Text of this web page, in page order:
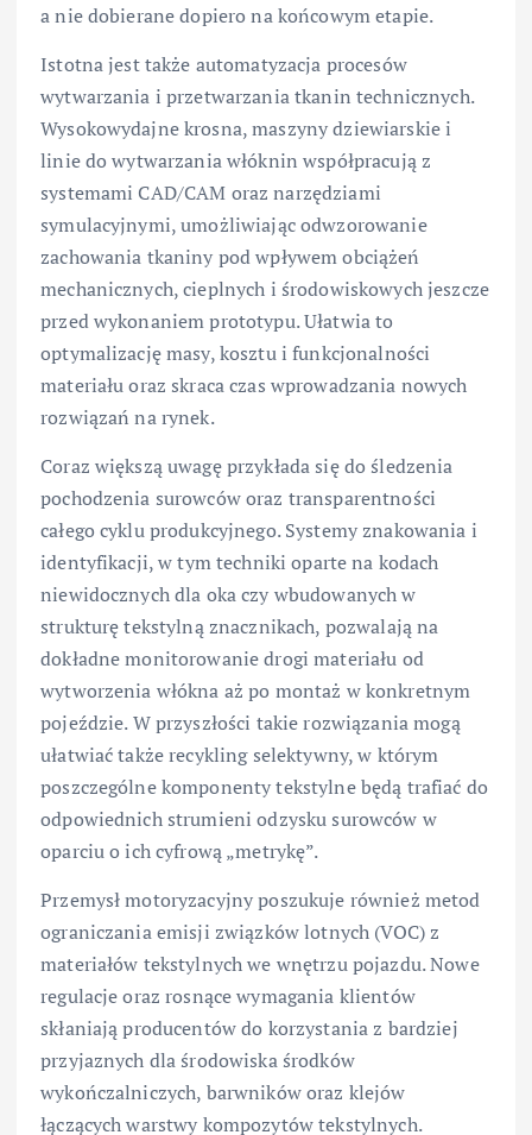
a nie dobierane dopiero na końcowym etapie.
Istotna jest także automatyzacja procesów
wytwarzania i przetwarzania tkanin technicznych.
Wysokowydajne krosna, maszyny dziewiarskie i
linie do wytwarzania włóknin współpracują z
systemami CAD/CAM oraz narzędziami
symulacyjnymi, umożliwiając odwzorowanie
zachowania tkaniny pod wpływem obciążeń
mechanicznych, cieplnych i środowiskowych jeszcze
przed wykonaniem prototypu. Ułatwia to
optymalizację masy, kosztu i funkcjonalności
materiału oraz skraca czas wprowadzania nowych
rozwiązań na rynek.
Coraz większą uwagę przykłada się do śledzenia
pochodzenia surowców oraz transparentności
całego cyklu produkcyjnego. Systemy znakowania i
identyfikacji, w tym techniki oparte na kodach
niewidocznych dla oka czy wbudowanych w
strukturę tekstylną znacznikach, pozwalają na
dokładne monitorowanie drogi materiału od
wytworzenia włókna aż po montaż w konkretnym
pojeździe. W przyszłości takie rozwiązania mogą
ułatwiać także recykling selektywny, w którym
poszczególne komponenty tekstylne będą trafiać do
odpowiednich strumieni odzysku surowców w
oparciu o ich cyfrową „metrykę”.
Przemysł motoryzacyjny poszukuje również metod
ograniczania emisji związków lotnych (VOC) z
materiałów tekstylnych we wnętrzu pojazdu. Nowe
regulacje oraz rosnące wymagania klientów
skłaniają producentów do korzystania z bardziej
przyjaznych dla środowiska środków
wykończalniczych, barwników oraz klejów
łączących warstwy kompozytów tekstylnych.